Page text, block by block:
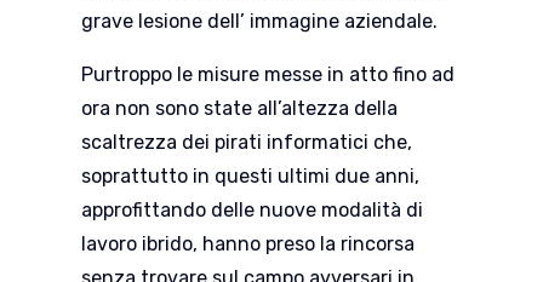
grave lesione dell’ immagine aziendale.
Purtroppo le misure messe in atto fino ad
ora non sono state all’altezza della
scaltrezza dei pirati informatici che,
soprattutto in questi ultimi due anni,
approfittando delle nuove modalità di
lavoro ibrido, hanno preso la rincorsa